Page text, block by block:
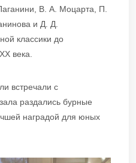
В. А. Моцарта, П.
и Д. Д.
классики до
века.
встречали с
раздались бурные
наградой для юных